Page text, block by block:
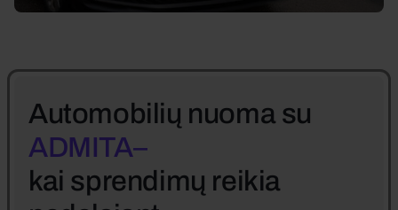
Automobilių nuoma su
ADMITA–
kai sprendimų reikia